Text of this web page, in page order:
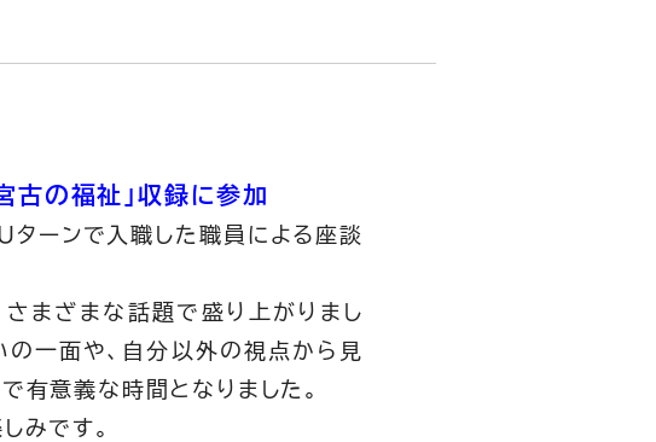
古の福祉」収録に参加
ターンで入職した職員による座談
まざまな話題で盛り上がりまし
一面や、自分以外の視点から見
有意義な時間となりました。
みです。